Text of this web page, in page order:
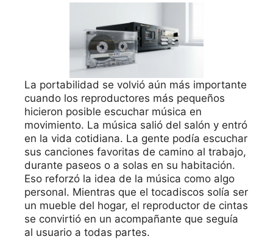
La portabilidad se volvió aún más importante
cuando los reproductores más pequeños
hicieron posible escuchar música en
movimiento. La música salió del salón y entró
en la vida cotidiana. La gente podía escuchar
sus canciones favoritas de camino al trabajo,
durante paseos o a solas en su habitación.
Eso reforzó la idea de la música como algo
personal. Mientras que el tocadiscos solía ser
un mueble del hogar, el reproductor de cintas
se convirtió en un acompañante que seguía
al usuario a todas partes.